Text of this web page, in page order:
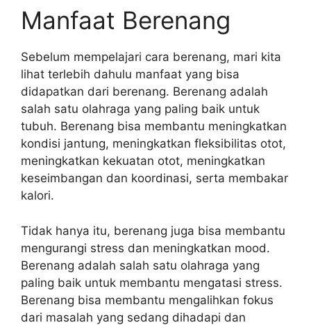
Manfaat Berenang
Sebelum mempelajari cara berenang, mari kita
lihat terlebih dahulu manfaat yang bisa
didapatkan dari berenang. Berenang adalah
salah satu olahraga yang paling baik untuk
tubuh. Berenang bisa membantu meningkatkan
kondisi jantung, meningkatkan fleksibilitas otot,
meningkatkan kekuatan otot, meningkatkan
keseimbangan dan koordinasi, serta membakar
kalori.
Tidak hanya itu, berenang juga bisa membantu
mengurangi stress dan meningkatkan mood.
Berenang adalah salah satu olahraga yang
paling baik untuk membantu mengatasi stress.
Berenang bisa membantu mengalihkan fokus
dari masalah yang sedang dihadapi dan